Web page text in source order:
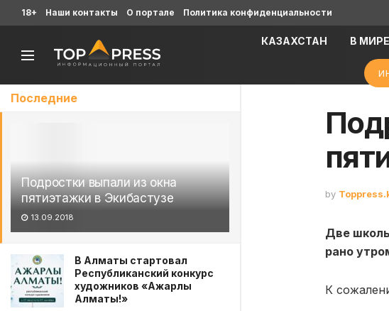
Последние
Подростки выпали из окна
пятиэтажки в Экибастузе
13.09.2018
В Алматы стартовал
Республиканский конкурс
художников «Ажарлы
Алматы!»
18+ Наши контакты О портале Политика конфиденциальности
КАЗАХСТАН В МИРЕ
by
Две
рано
К